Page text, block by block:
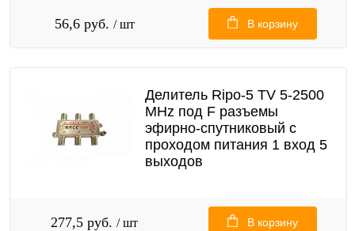
56,6 руб. / шт В корзину
Делитель Ripo-5 TV 5-2500
MHz под F разъемы
эфирно-спутниковый с
проходом питания 1 вход 5
выходов
277,5 руб. / шт В корзину